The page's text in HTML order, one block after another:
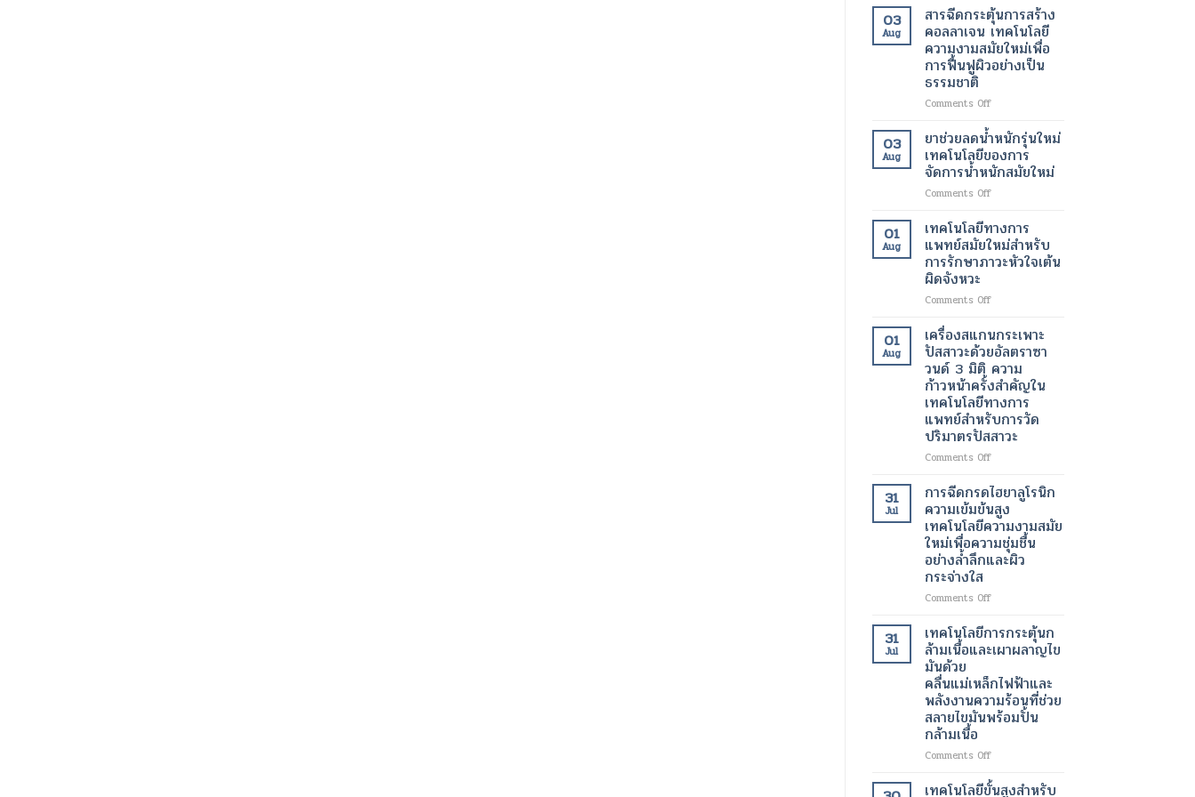
ต้อง
ผ่าตัด
เสีย
หาย
ให้
กลับ
มา
ได้
ปกติ
อีก
ครั้ง
ด้วย
เทคโนโลยี
สมัย
ใหม่
นาโน
ไข
มัน
ขนาด
เล็ก
นาโน
เทคโนโลยี
ปฏิวัติ
วงการ
เพื่อ
การ
ร้าย
แรง
03
Aug
สารฉีดกระตุ้นการสร้าง
คอลลาเจน เทคโนโลยี
ความงามสมัยใหม่เพื่อ
การฟื้นฟูผิวอย่างเป็น
ธรรมชาติ
Comments Offon
ฉีด
กระตุ้น
การ
สร้าง
คอ
ลา
เจน
เทคโนโลยี
ความ
สมัย
เพื่อ
การ
ฟื้นฟู
ผิว
อย่าง
เป็น
ธรรมชาติ
03
Aug
ยาช่วยลดน้ำหนักรุ่นใหม่
เทคโนโลยีของการ
จัดการน้ำหนักสมัยใหม่
Comments Offon
ช่วย
ลด
น้ำ
หนัก
ใหม่
ของ
การ
จัดการ
น้ำ
หนัก
สมัย
ใหม่
01
Aug
เทคโนโลยีทางการ
แพทย์สมัยใหม่สำหรับ
การรักษาภาวะหัวใจเต้น
ผิดจังหวะ
Comments Offon
ทางการ
แพทย์
สมัย
ใหม่
สำหรับ
การ
รักษา
ภาวะ
หัวใจ
จังหวะ
01
Aug
เครื่องสแกนกระเพาะ
ปัสสาวะด้วยอัลตราซา
วนด์ 3 มิติ ความ
ก้าวหน้าครั้งสำคัญใน
เทคโนโลยีทางการ
แพทย์สำหรับการวัด
ปริมาตรปัสสาวะ
Comments Offon
สแกน
กระเพาะ
ปัสสาวะ
ด้วย
อัลตรา
ซา
3
ก้าวหน้า
ครั้ง
ใน
เทคโนโลยี
ทางการ
การ
ปริมาตร
31
Jul
การฉีดกรดไฮยาลูโรนิก
ความเข้มข้นสูง
เทคโนโลยีความงามสมัย
ใหม่เพื่อความชุ่มชื้น
อย่างล้ำลึกและผิว
กระจ่างใส
Comments Offon
ฉีด
กรด
ไฮ
ลู
โร
นิก
เข้ม
สูง
เทคโนโลยี
31
Jul
เทคโนโลยีการกระตุ้นก
ล้ามเนื้อและเผาผลาญไข
มันด้วย
คลื่นแม่เหล็กไฟฟ้าและ
พลังงานความร้อนที่ช่วย
สลายไขมันพร้อมปั้น
กล้ามเนื้อ
Comments Offon
การก
เทคโนโลยีขั้นสูงสำหรับ